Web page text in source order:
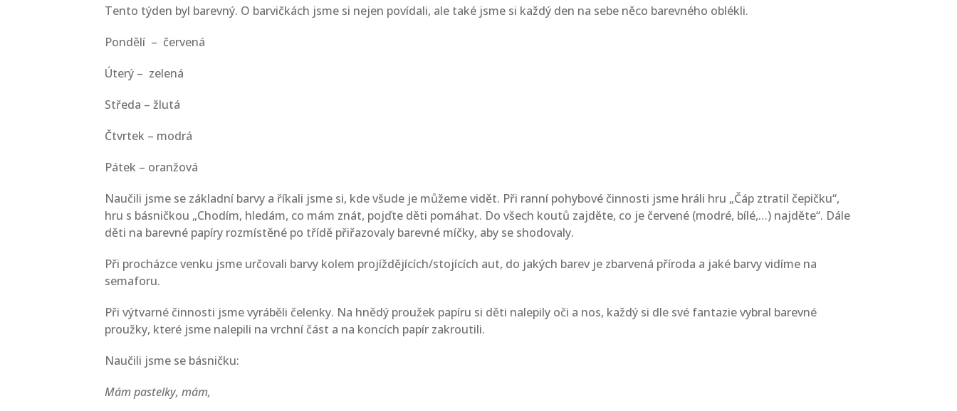
Tento týden byl barevný. O barvičkách jsme si nejen povídali, ale také jsme si každý den na sebe něco barevného oblékli.
Pondělí – červená
Úterý – zelená
Středa – žlutá
Čtvrtek – modrá
Pátek – oranžová
Naučili jsme se základní barvy a říkali jsme si, kde všude je můžeme vidět. Při ranní pohybové činnosti jsme hráli hru „Čáp ztratil čepičku“,
hru s básničkou „Chodím, hledám, co mám znát, pojďte děti pomáhat. Do všech koutů zajděte, co je červené (modré, bílé,…) najděte“. Dále
děti na barevné papíry rozmístěné po třídě přiřazovaly barevné míčky, aby se shodovaly.
Při procházce venku jsme určovali barvy kolem projíždějících/stojících aut, do jakých barev je zbarvená příroda a jaké barvy vidíme na
semaforu.
Při výtvarné činnosti jsme vyráběli čelenky. Na hnědý proužek papíru si děti nalepily oči a nos, každý si dle své fantazie vybral barevné
proužky, které jsme nalepili na vrchní část a na koncích papír zakroutili.
Naučili jsme se básničku:
Mám pastelky, mám,